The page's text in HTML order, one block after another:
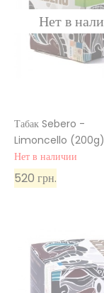
Табак Sebero -
Limoncello (200g)
Нет в наличии
520 грн.